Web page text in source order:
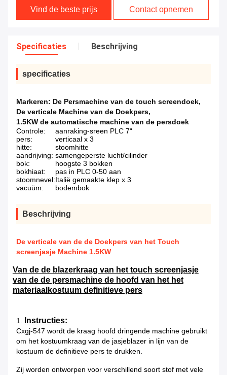
Vind de beste prijs Contact opnemen
Specificaties Beschrijving
specificaties
Markeren: De Persmachine van de touch screendoek,
De verticale Machine van de Doekpers,
1.5KW de automatische machine van de persdoek
Controle:
aanraking-sreen PLC 7“
pers:
verticaal x 3
hitte:
stoomhitte
aandrijving: samengeperste lucht/cilinder
bok:
hoogste 3 bokken
bokhiaat:
pas in PLC 0-50 aan
stoomnevel:Italië gemaakte klep x 3
vacuüm:
bodembok
Beschrijving
De verticale van de de Doekpers van het Touch
screenjasje Machine 1.5KW
Van de de blazerkraag van het touch screenjasje
van de de persmachine de hoofd van het het
materiaalkostuum definitieve pers
1. Instructies:
Cxgj-547 wordt de kraag hoofd dringende machine gebruikt
om het kostuumkraag van de jasjeblazer in lijn van de
kostuum de definitieve pers te drukken.
Zij worden ontworpen voor verschillend soort stof met vele